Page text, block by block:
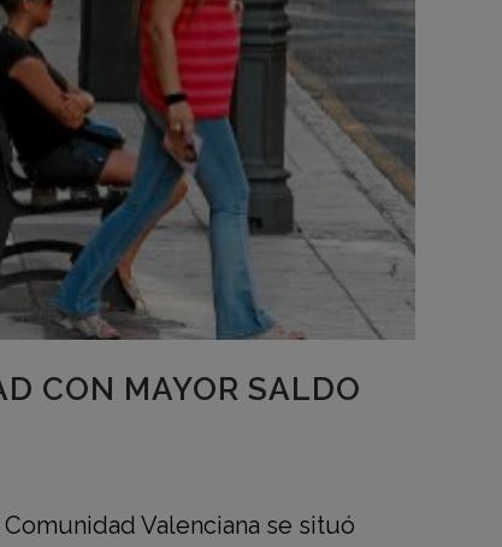
CON MAYOR SALDO
Valenciana se situó